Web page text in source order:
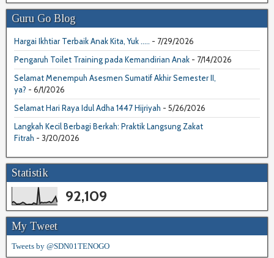
Guru Go Blog
Hargai Ikhtiar Terbaik Anak Kita, Yuk ..... - 7/29/2026
Pengaruh Toilet Training pada Kemandirian Anak - 7/14/2026
Selamat Menempuh Asesmen Sumatif Akhir Semester II,
ya? - 6/1/2026
Selamat Hari Raya Idul Adha 1447 Hijriyah - 5/26/2026
Langkah Kecil Berbagi Berkah: Praktik Langsung Zakat
Fitrah - 3/20/2026
Statistik
92,109
My Tweet
Tweets by @SDN01TENOGO